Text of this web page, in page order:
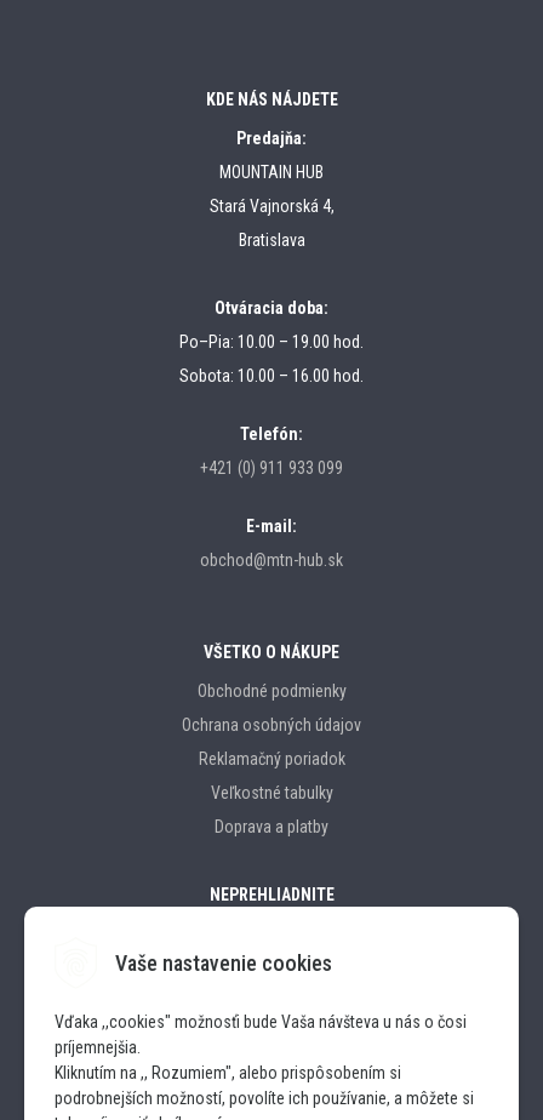
Vaše nastavenie cookies
Vďaka ,,cookies" možnosťi bude Vaša návšteva u nás o čosi
príjemnejšia.
Kliknutím na ,, Rozumiem", alebo prispôsobením si
podrobnejších možností, povolíte ich používanie, a môžete si
KDE NÁS NÁJDETE
Predajňa:
MOUNTAIN HUB
Stará Vajnorská 4,
Bratislava
Otváracia doba:
Po–Pia: 10.00 – 19.00 hod.
Sobota: 10.00 – 16.00 hod.
Telefón:
+421 (0) 911 933 099
E-mail:
obchod@mtn-hub.sk
VŠETKO O NÁKUPE
Obchodné podmienky
Ochrana osobných údajov
Reklamačný poriadok
Veľkostné tabulky
Doprava a platby
NEPREHLIADNITE
INSTAGRAM